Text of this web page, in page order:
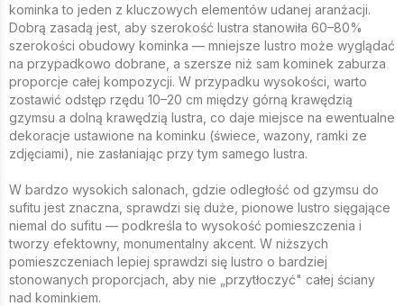
kominka to jeden z kluczowych elementów udanej aranżacji.
Dobrą zasadą jest, aby szerokość lustra stanowiła 60–80%
szerokości obudowy kominka — mniejsze lustro może wyglądać
na przypadkowo dobrane, a szersze niż sam kominek zaburza
proporcje całej kompozycji. W przypadku wysokości, warto
zostawić odstęp rzędu 10–20 cm między górną krawędzią
gzymsu a dolną krawędzią lustra, co daje miejsce na ewentualne
dekoracje ustawione na kominku (świece, wazony, ramki ze
zdjęciami), nie zasłaniając przy tym samego lustra.
W bardzo wysokich salonach, gdzie odległość od gzymsu do
sufitu jest znaczna, sprawdzi się duże, pionowe lustro sięgające
niemal do sufitu — podkreśla to wysokość pomieszczenia i
tworzy efektowny, monumentalny akcent. W niższych
pomieszczeniach lepiej sprawdzi się lustro o bardziej
stonowanych proporcjach, aby nie „przytłoczyć" całej ściany
nad kominkiem.